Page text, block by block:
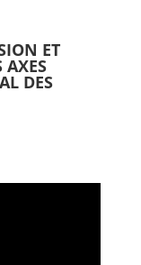
ET
AXES
DES